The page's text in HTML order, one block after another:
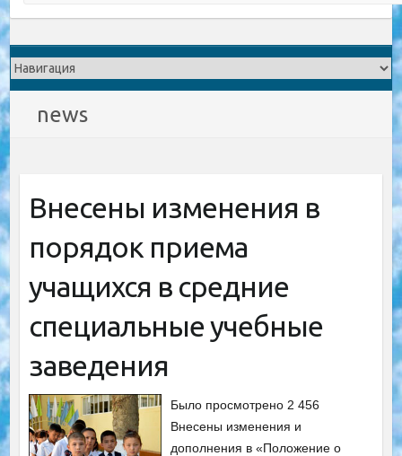
news
Внесены изменения в
порядок приема
учащихся в средние
специальные учебные
заведения
Было просмотрено 2 456
Внесены изменения и
дополнения в «Положение о